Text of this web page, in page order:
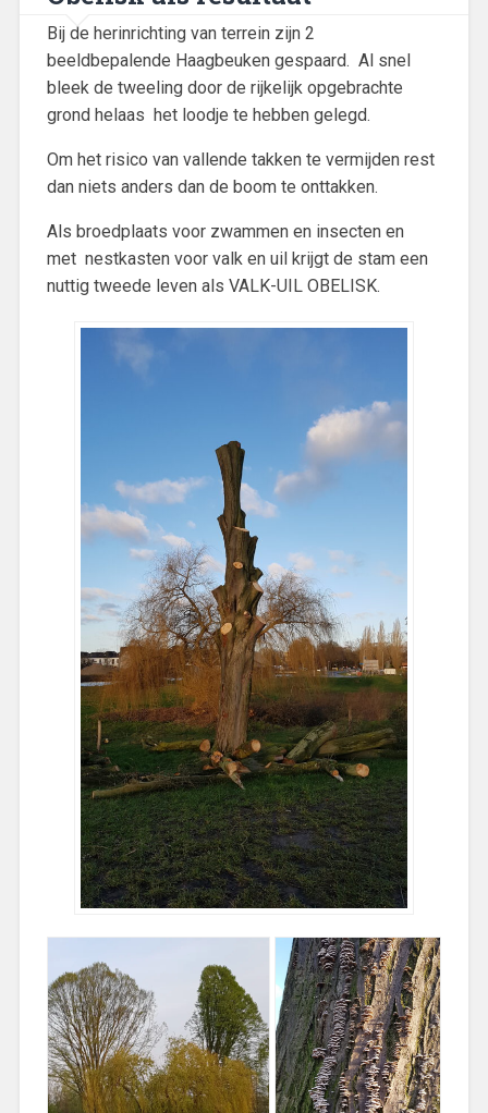
Bij de herinrichting van terrein zijn 2
beeldbepalende Haagbeuken gespaard. Al snel
bleek de tweeling door de rijkelijk opgebrachte
grond helaas het loodje te hebben gelegd.
Om het risico van vallende takken te vermijden rest
dan niets anders dan de boom te onttakken.
Als broedplaats voor zwammen en insecten en
met nestkasten voor valk en uil krijgt de stam een
nuttig tweede leven als VALK-UIL OBELISK.